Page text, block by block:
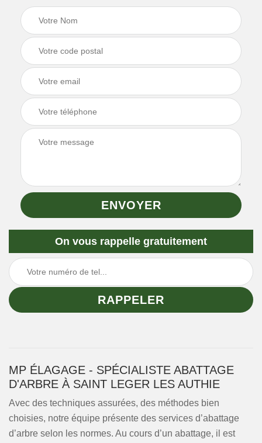
On vous rappelle gratuitement
MP ÉLAGAGE - SPÉCIALISTE ABATTAGE
D'ARBRE À SAINT LEGER LES AUTHIE
Avec des techniques assurées, des méthodes bien
choisies, notre équipe présente des services d’abattage
d’arbre selon les normes. Au cours d’un abattage, il est